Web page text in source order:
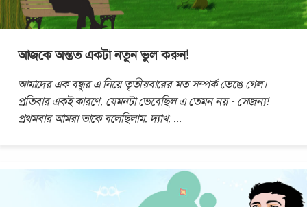
আজকে অন্তত একটা নতুন ভুল করুন!
আমাদের এক বন্ধুর এ নিয়ে তৃতীয়বারের মত সম্পর্ক ভেঙে গেল।
প্রতিবার একই কারণে, যেমনটা ভেবেছিল এ তেমন নয় - সেজন্য!
প্রথমবার আমরা তাকে বলেছিলাম, দ্যাখ, ...